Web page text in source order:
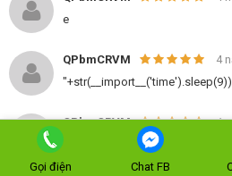
Gọi điện Chat FB
e
QPbmCRVM 4
QPbmCRVM 4
e